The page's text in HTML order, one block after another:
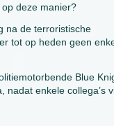
deze manier?
na de terroristische
tot op heden geen
Blue
nadat enkele collega’s